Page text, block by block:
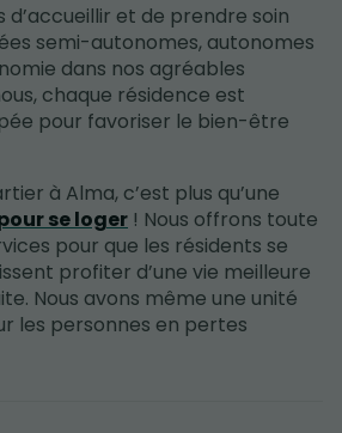
d’accueillir et de prendre soin
semi-autonomes, autonomes
dans nos agréables
chaque résidence est
pour favoriser le bien-être
à Alma, c’est plus qu’une
se loger ! Nous offrons toute
pour que les résidents se
profiter d’une vie meilleure
Nous avons même une unité
les personnes en pertes